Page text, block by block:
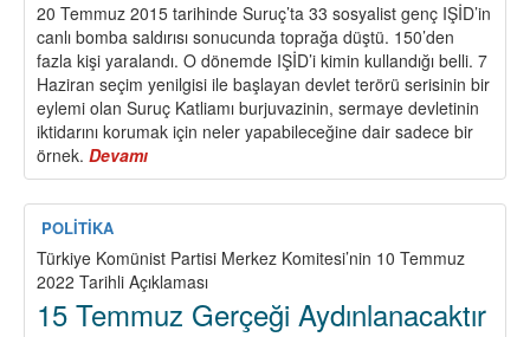
20 Temmuz 2015 tarihinde Suruç’ta 33 sosyalist genç IŞİD’in
canlı bomba saldırısı sonucunda toprağa düştü. 150’den
fazla kişi yaralandı. O dönemde IŞİD’i kimin kullandığı belli. 7
Haziran seçim yenilgisi ile başlayan devlet terörü serisinin bir
eylemi olan Suruç Katliamı burjuvazinin, sermaye devletinin
iktidarını korumak için neler yapabileceğine dair sadece bir
örnek. Devamı
Suruç
Katliamı:
konuşturulmalı
POLİTİKA
Türkiye Komünist Partisi Merkez Komitesi’nin 10 Temmuz
2022 Tarihli Açıklaması
15 Temmuz Gerçeği Aydınlanacaktır